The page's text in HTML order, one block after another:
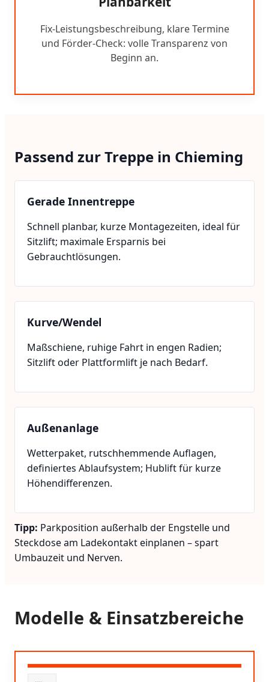
Fix-Leistungsbeschreibung, klare Termine
und Förder-Check: volle Transparenz von
Beginn an.
Passend zur Treppe in Chieming
Gerade Innentreppe
Schnell planbar, kurze Montagezeiten, ideal für
Sitzlift; maximale Ersparnis bei
Gebrauchtlösungen.
Kurve/Wendel
Maßschiene, ruhige Fahrt in engen Radien;
Sitzlift oder Plattformlift je nach Bedarf.
Außenanlage
Wetterpaket, rutschhemmende Auflagen,
definiertes Ablaufsystem; Hublift für kurze
Höhendifferenzen.
Tipp: Parkposition außerhalb der Engstelle und
Steckdose am Ladekontakt einplanen – spart
Umbauzeit und Nerven.
Modelle & Einsatzbereiche